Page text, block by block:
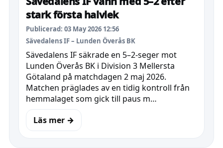
stark första halvlek
Publicerad: 03 May 2026 12:56
Sävedalens IF – Lunden Överås BK
Sävedalens IF säkrade en 5–2-seger mot
Lunden Överås BK i Division 3 Mellersta
Götaland på matchdagen 2 maj 2026.
Matchen präglades av en tidig kontroll från
hemmalaget som gick till paus m…
Läs mer →